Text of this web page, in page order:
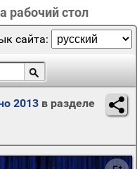
рабочий стол
сайта:
2013 в разделе